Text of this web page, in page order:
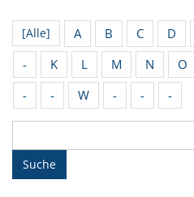
[Alle] A B C D
-
K L M N O
-
- W - - -
Suche